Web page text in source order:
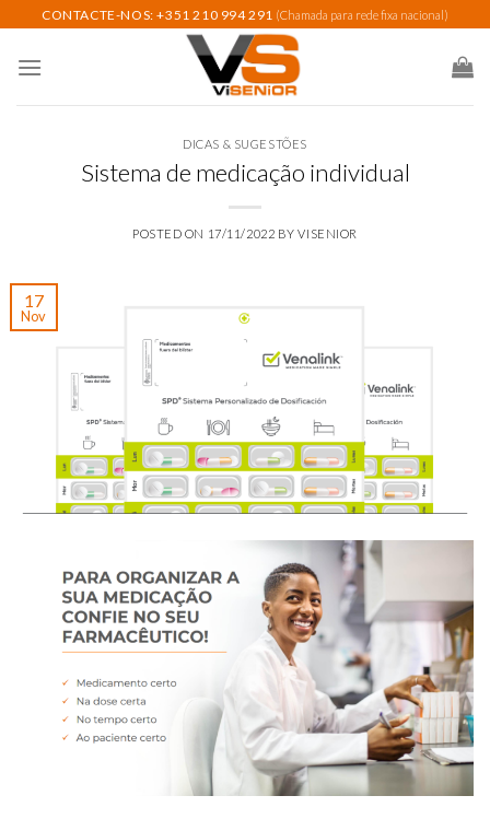
content
CONTACTE-NOS: +351 210 994 291 (Chamada para rede fixa nacional)
DICAS & SUGESTÕES
Sistema de medicação individual
POSTED ON 17/11/2022 BYVISENIOR
17
Nov